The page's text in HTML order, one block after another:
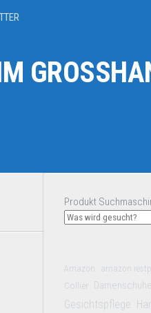
Produkt
Amazon amazon
Collier Damenschuhe
Gesichtspflege